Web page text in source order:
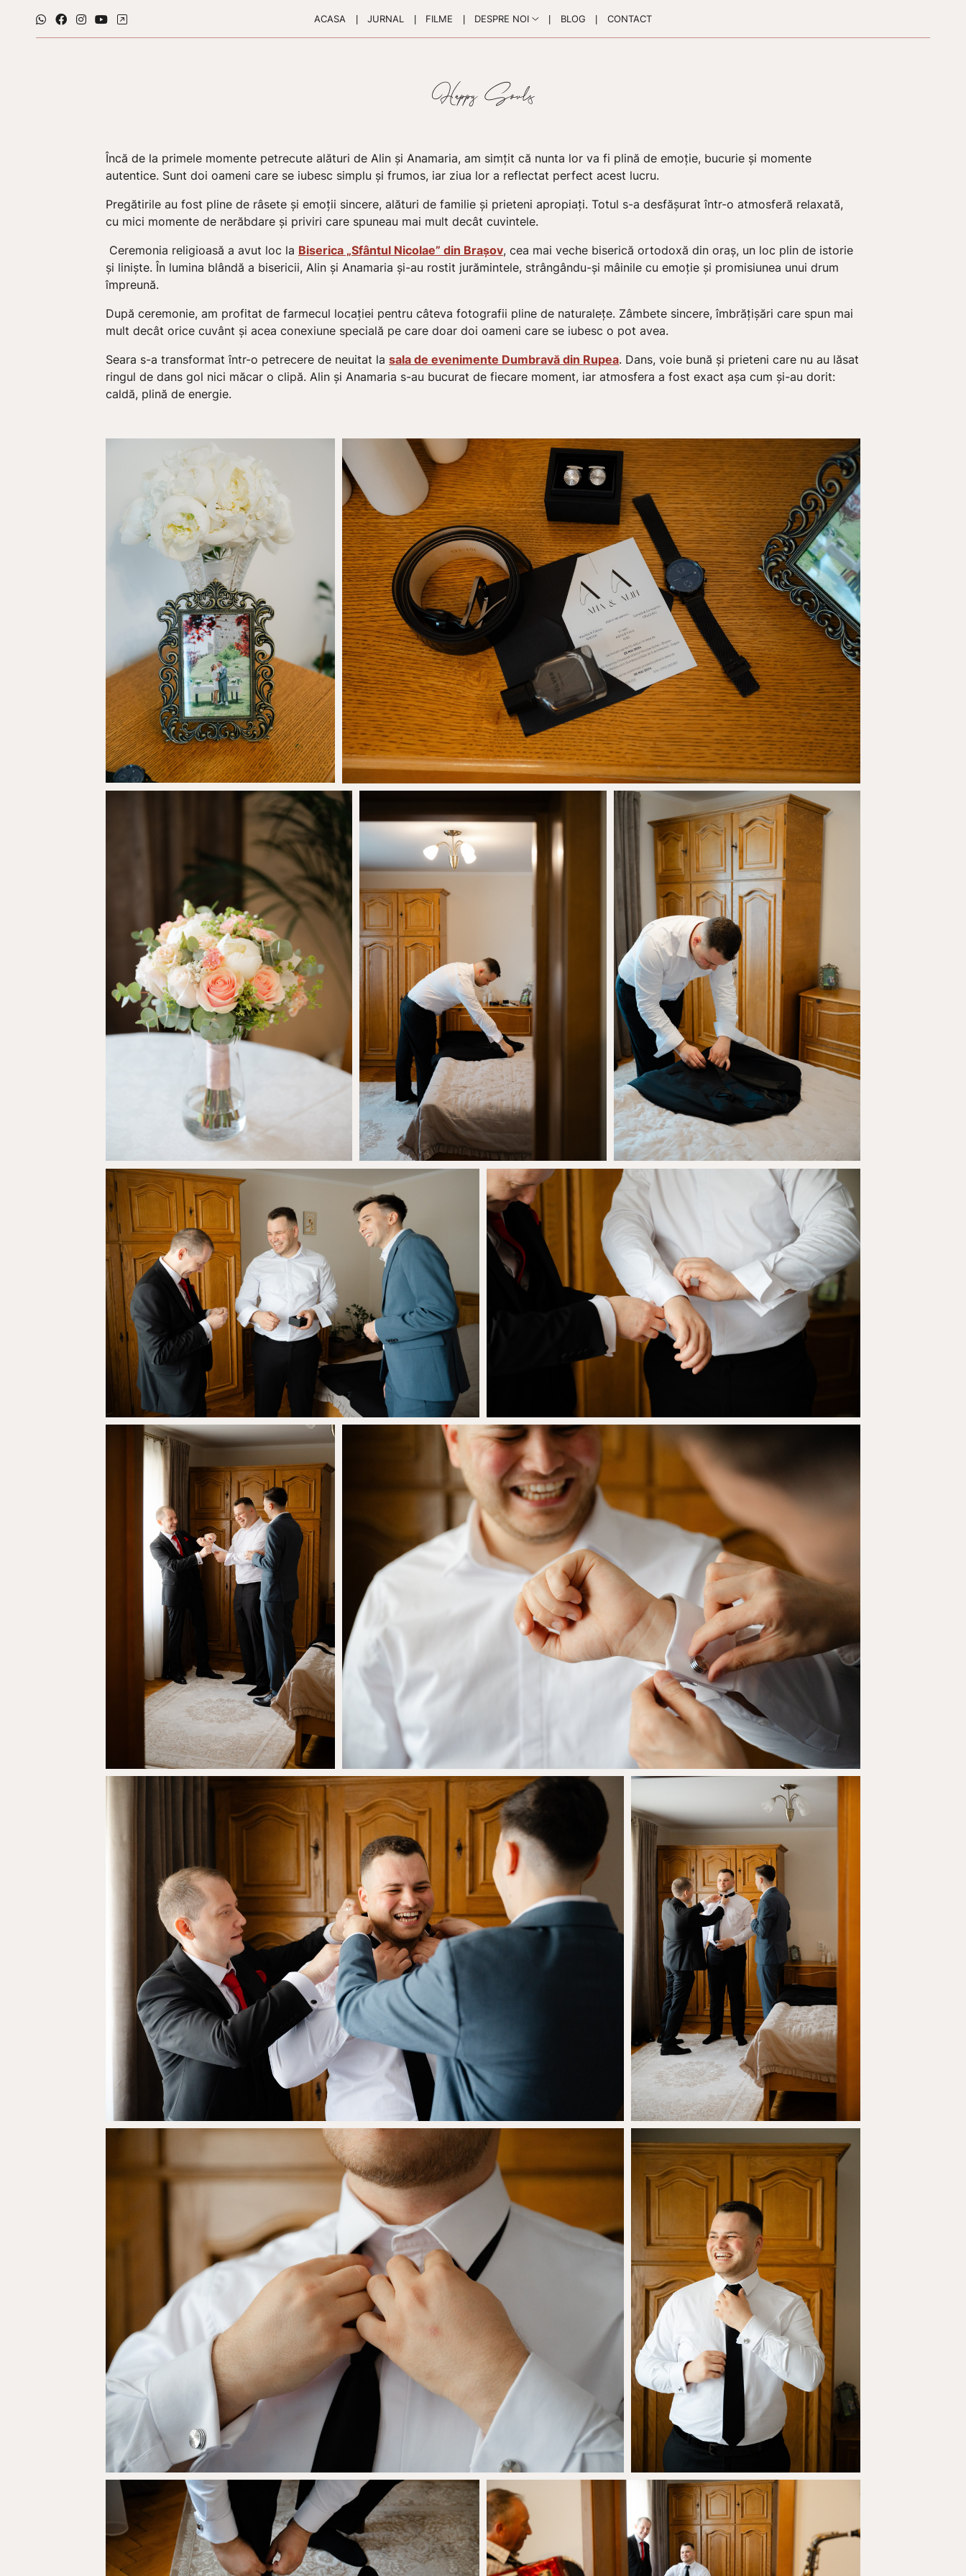
ACASA JURNAL FILME DESPRE NOI BLOG CONTACT
Încă de la primele momente petrecute alături de Alin și Anamaria, am simțit că nunta lor va fi plină de emoție, bucurie și momente
autentice. Sunt doi oameni care se iubesc simplu și frumos, iar ziua lor a reflectat perfect acest lucru.
Pregătirile au fost pline de râsete și emoții sincere, alături de familie și prieteni apropiați. Totul s-a desfășurat într-o atmosferă relaxată,
cu mici momente de nerăbdare și priviri care spuneau mai mult decât cuvintele.
Ceremonia religioasă a avut loc la Biserica „Sfântul Nicolae” din Brașov, cea mai veche biserică ortodoxă din oraș, un loc plin de istorie
și liniște. În lumina blândă a bisericii, Alin și Anamaria și-au rostit jurămintele, strângându-și mâinile cu emoție și promisiunea unui drum
împreună.
După ceremonie, am profitat de farmecul locației pentru câteva fotografii pline de naturalețe. Zâmbete sincere, îmbrățișări care spun mai
mult decât orice cuvânt și acea conexiune specială pe care doar doi oameni care se iubesc o pot avea.
Seara s-a transformat într-o petrecere de neuitat la sala de evenimente Dumbravă din Rupea. Dans, voie bună și prieteni care nu au lăsat
ringul de dans gol nici măcar o clipă. Alin și Anamaria s-au bucurat de fiecare moment, iar atmosfera a fost exact așa cum și-au dorit:
caldă, plină de energie.